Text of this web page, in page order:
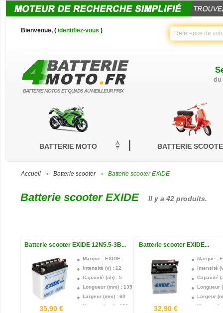
BATTERIE MOTOS ET QUADS AU MEILLEUR PRIX
Bienvenue, ( identifiez-vous )
BATTERIE MOTO BATTERIE
Accueil > Batterie scooter > Batterie scooter EXIDE
Batterie scooter EXIDE Il y a 42 produits.
Batterie scooter EXIDE 12N5.5-3B...
Marque : EXIDE
Intensité (v) : 12
Capacité (ah) : 5
Longueur (mm) : 135
Largeur (mm) : 60
Hauteur (mm) : 130
35,90 €
Batterie scooter EXIDE...
Marque :
Intensité
Capacité
Longueur
Largeur
Hauteur
32,90 €